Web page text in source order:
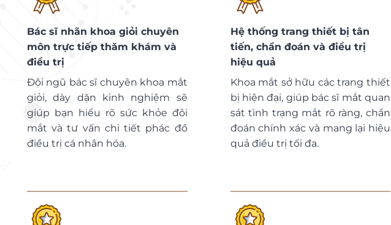
Bác sĩ nhãn khoa giỏi chuyên
môn trực tiếp thăm khám và
điều trị
Đội ngũ bác sĩ chuyên khoa mắt
giỏi, dày dặn kinh nghiệm sẽ
giúp bạn hiểu rõ sức khỏe đôi
mắt và tư vấn chi tiết phác đồ
điều trị cá nhân hóa.
Hệ thống trang thiết bị tân
tiến, chẩn đoán và điều trị
hiệu quả
Khoa mắt sở hữu các trang thiết
bị hiện đại, giúp bác sĩ mắt quan
sát tình trạng mắt rõ ràng, chẩn
đoán chính xác và mang lại hiệu
quả điều trị tối đa.